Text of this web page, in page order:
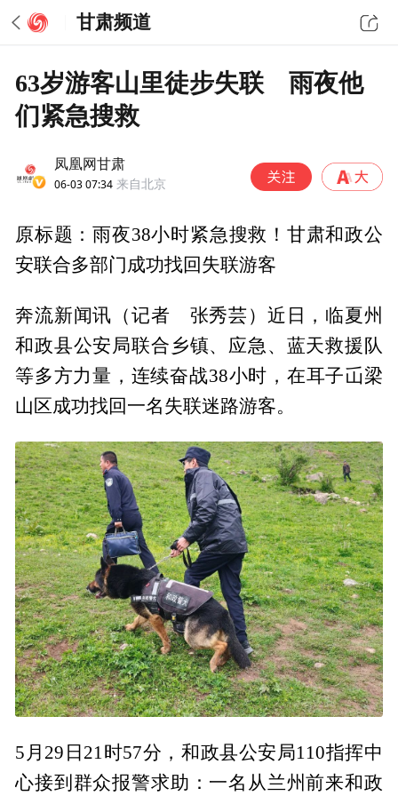
甘肃频道
63岁游客山里徒步失联 雨夜他
们紧急搜救
凤凰网甘肃
06-03 07:34 来自北京
原标题：雨夜38小时紧急搜救！甘肃和政公
安联合多部门成功找回失联游客
奔流新闻讯（记者 张秀芸）近日，临夏州
和政县公安局联合乡镇、应急、蓝天救援队
等多方力量，连续奋战38小时，在耳子屲梁
山区成功找回一名失联迷路游客。
5月29日21时57分，和政县公安局110指挥中
心接到群众报警求助：一名从兰州前来和政